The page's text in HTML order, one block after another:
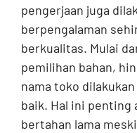
pengerjaan juga
berpengalaman
berkualitas. Mulai
pemilihan bahan,
nama toko
baik. Hal ini penting
bertahan lama